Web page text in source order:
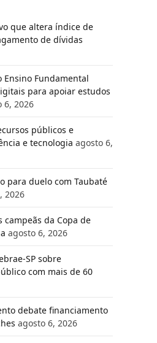
que altera índice de
de dívidas
Ensino Fundamental
para apoiar estudos
6, 2026
públicos e
e tecnologia agosto 6,
para duelo com Taubaté
2026
campeãs da Copa de
agosto 6, 2026
SP sobre
com mais de 60
debate financiamento
agosto 6, 2026